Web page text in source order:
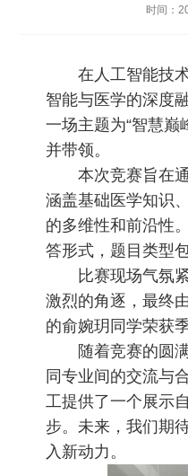
时间：
在人工智能技
智能与医学的深度
一场主题为“智慧
并带领。
本次竞赛旨在
涵盖基础医学知识
的多维性和前沿性
答形式，题目类型
比赛现场气氛
激烈的角逐，最终
的俞婉玥同学荣获
随着竞赛的圆
同专业间的交流与
工提供了一个展示
步。未来，我们期
入新动力。